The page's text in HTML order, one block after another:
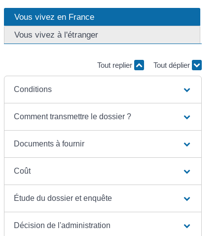
Vous vivez en France
Vous vivez à l'étranger
Tout replier Tout déplier
Conditions
Comment transmettre le dossier ?
Documents à fournir
Coût
Étude du dossier et enquête
Décision de l'administration